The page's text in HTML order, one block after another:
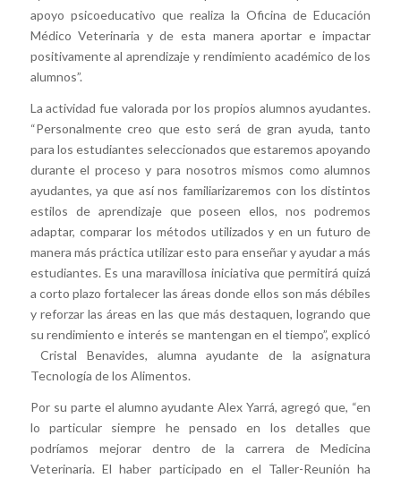
apoyo psicoeducativo que realiza la Oficina de Educación
Médico Veterinaria y de esta manera aportar e impactar
positivamente al aprendizaje y rendimiento académico de los
alumnos”.
La actividad fue valorada por los propios alumnos ayudantes.
“Personalmente creo que esto será de gran ayuda, tanto
para los estudiantes seleccionados que estaremos apoyando
durante el proceso y para nosotros mismos como alumnos
ayudantes, ya que así nos familiarizaremos con los distintos
estilos de aprendizaje que poseen ellos, nos podremos
adaptar, comparar los métodos utilizados y en un futuro de
manera más práctica utilizar esto para enseñar y ayudar a más
estudiantes. Es una maravillosa iniciativa que permitirá quizá
a corto plazo fortalecer las áreas donde ellos son más débiles
y reforzar las áreas en las que más destaquen, logrando que
su rendimiento e interés se mantengan en el tiempo”, explicó
Cristal Benavides, alumna ayudante de la asignatura
Tecnología de los Alimentos.
Por su parte el alumno ayudante Alex Yarrá, agregó que, “en
lo particular siempre he pensado en los detalles que
podríamos mejorar dentro de la carrera de Medicina
Veterinaria. El haber participado en el Taller-Reunión ha